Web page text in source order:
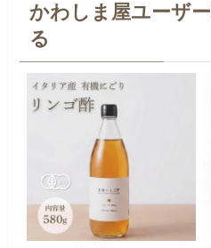
かわしま屋ユーザ
る